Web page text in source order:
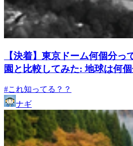
【決着】東京ドーム何個分っ
園と比較してみた: 地球は何個
#これ知ってる？？
ナギ